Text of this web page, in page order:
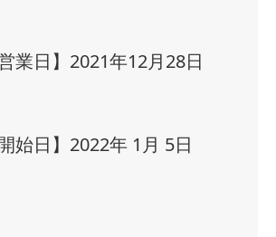
業日】2021年12月28日
始日】2022年 1月 5日